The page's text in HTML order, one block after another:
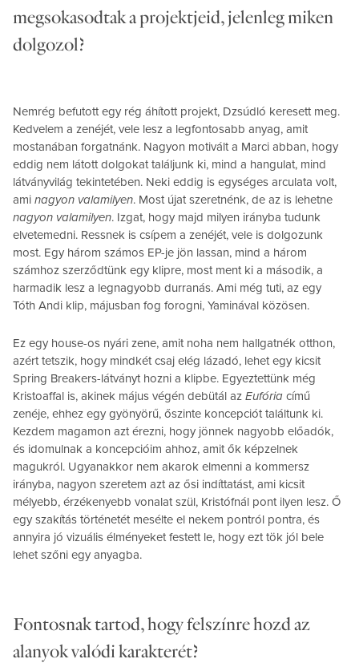
megsokasodtak a projektjeid, jelenleg miken
dolgozol?
Nemrég befutott egy rég áhított projekt, Dzsúdló keresett meg.
Kedvelem a zenéjét, vele lesz a legfontosabb anyag, amit
mostanában forgatnánk. Nagyon motivált a Marci abban, hogy
eddig nem látott dolgokat találjunk ki, mind a hangulat, mind
látványvilág tekintetében. Neki eddig is egységes arculata volt,
ami nagyon valamilyen. Most újat szeretnénk, de az is lehetne
nagyon valamilyen. Izgat, hogy majd milyen irányba tudunk
elvetemedni. Ressnek is csípem a zenéjét, vele is dolgozunk
most. Egy három számos EP-je jön lassan, mind a három
számhoz szerződtünk egy klipre, most ment ki a második, a
harmadik lesz a legnagyobb durranás. Ami még tuti, az egy
Tóth Andi klip, májusban fog forogni, Yaminával közösen.
Ez egy house-os nyári zene, amit noha nem hallgatnék otthon,
azért tetszik, hogy mindkét csaj elég lázadó, lehet egy kicsit
Spring Breakers-látványt hozni a klipbe. Egyeztettünk még
Kristoaffal is, akinek május végén debütál az Eufória című
zenéje, ehhez egy gyönyörű, őszinte koncepciót találtunk ki.
Kezdem magamon azt érezni, hogy jönnek nagyobb előadók,
és idomulnak a koncepcióim ahhoz, amit ők képzelnek
magukról. Ugyanakkor nem akarok elmenni a kommersz
irányba, nagyon szeretem azt az ősi indíttatást, ami kicsit
mélyebb, érzékenyebb vonalat szül, Kristófnál pont ilyen lesz. Ő
egy szakítás történetét mesélte el nekem pontról pontra, és
annyira jó vizuális élményeket festett le, hogy ezt tök jól bele
lehet szőni egy anyagba.
Fontosnak tartod, hogy felszínre hozd az
alanyok valódi karakterét?